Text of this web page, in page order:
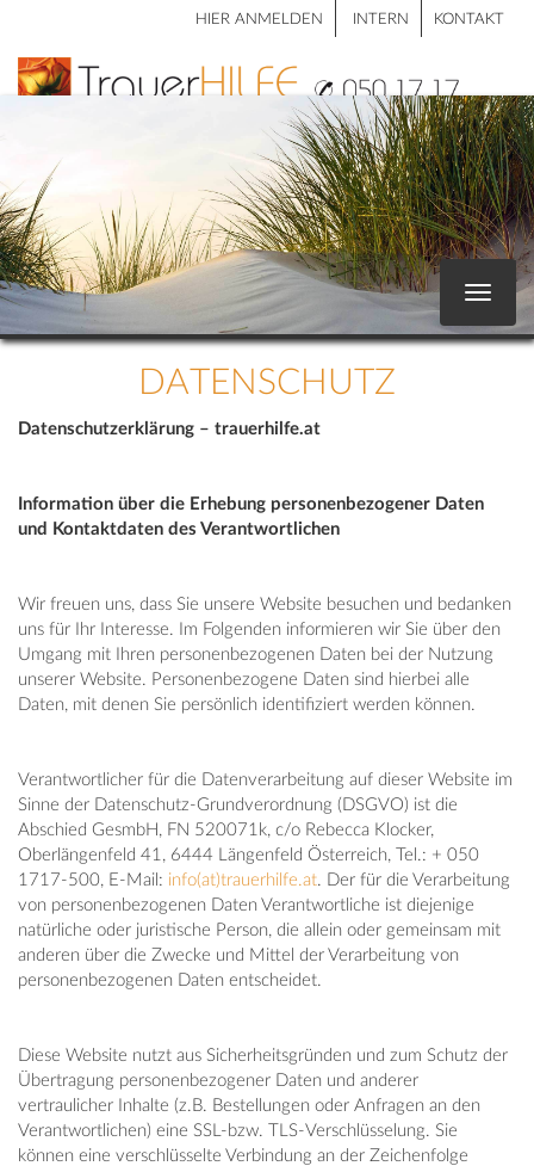
HIER ANMELDEN INTERN KONTAKT
Toggle
DATENSCHUTZ
Datenschutzerklärung – trauerhilfe.at
Information über die Erhebung personenbezogener Daten
und Kontaktdaten des Verantwortlichen
Wir freuen uns, dass Sie unsere Website besuchen und bedanken
uns für Ihr Interesse. Im Folgenden informieren wir Sie über den
Umgang mit Ihren personenbezogenen Daten bei der Nutzung
unserer Website. Personenbezogene Daten sind hierbei alle
Daten, mit denen Sie persönlich identifiziert werden können.
Verantwortlicher für die Datenverarbeitung auf dieser Website im
Sinne der Datenschutz-Grundverordnung (DSGVO) ist die
Abschied GesmbH, FN 520071k, c/o Rebecca Klocker,
Oberlängenfeld 41, 6444 Längenfeld Österreich, Tel.: + 050
1717-500, E-Mail: info(at)trauerhilfe.at. Der für die Verarbeitung
von personenbezogenen Daten Verantwortliche ist diejenige
natürliche oder juristische Person, die allein oder gemeinsam mit
anderen über die Zwecke und Mittel der Verarbeitung von
personenbezogenen Daten entscheidet.
Diese Website nutzt aus Sicherheitsgründen und zum Schutz der
Übertragung personenbezogener Daten und anderer
vertraulicher Inhalte (z.B. Bestellungen oder Anfragen an den
Verantwortlichen) eine SSL-bzw. TLS-Verschlüsselung. Sie
können eine verschlüsselte Verbindung an der Zeichenfolge